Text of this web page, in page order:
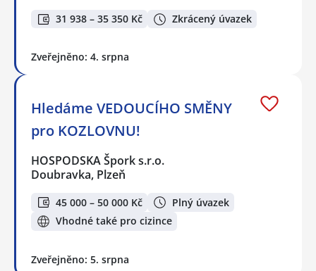
31 938 – 35 350 Kč Zkrácený úvazek
Zveřejněno: 4. srpna
Hledáme VEDOUCÍHO SMĚNY
pro KOZLOVNU!
HOSPODSKA Špork s.r.o.
Doubravka, Plzeň
45 000 – 50 000 Kč
Plný úvazek
Vhodné také pro cizince
Zveřejněno: 5. srpna